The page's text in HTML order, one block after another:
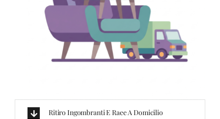
Ritiro Ingombranti E Raee A Domicilio